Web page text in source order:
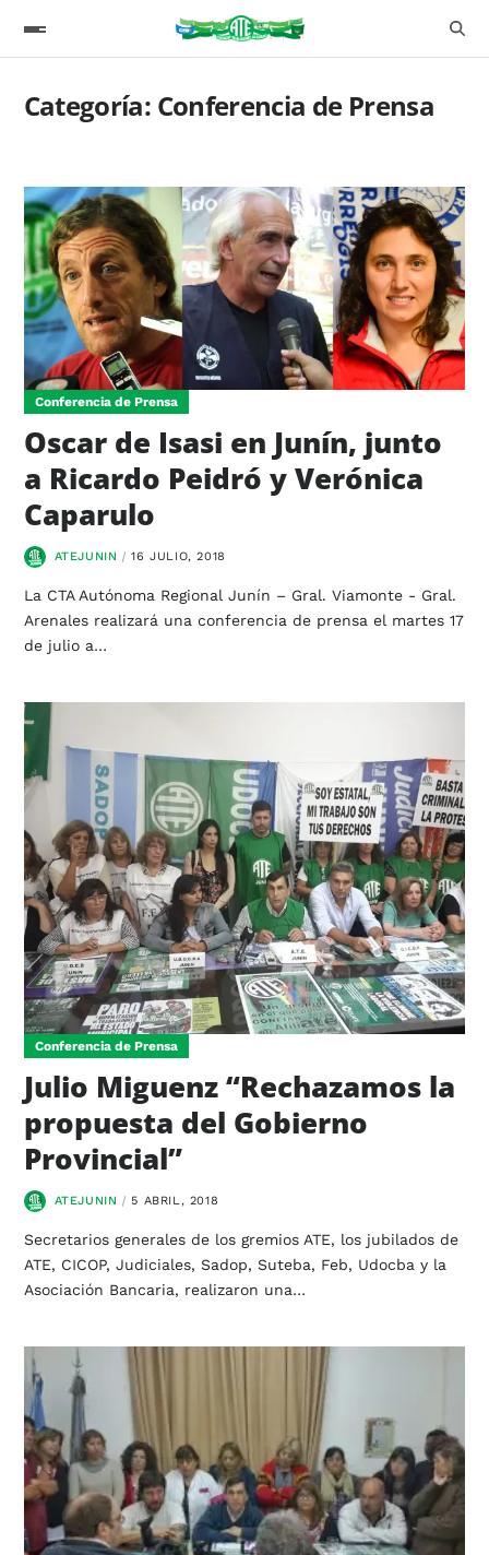
Categoría: Conferencia de Prensa
Conferencia de Prensa
Oscar de Isasi en Junín, junto
a Ricardo Peidró y Verónica
Caparulo
ATEJUNIN 16 JULIO, 2018
La CTA Autónoma Regional Junín – Gral. Viamonte - Gral.
Arenales realizará una conferencia de prensa el martes 17
de julio a…
Conferencia de Prensa
Julio Miguenz “Rechazamos la
propuesta del Gobierno
Provincial”
ATEJUNIN 5 ABRIL, 2018
Secretarios generales de los gremios ATE, los jubilados de
ATE, CICOP, Judiciales, Sadop, Suteba, Feb, Udocba y la
Asociación Bancaria, realizaron una…